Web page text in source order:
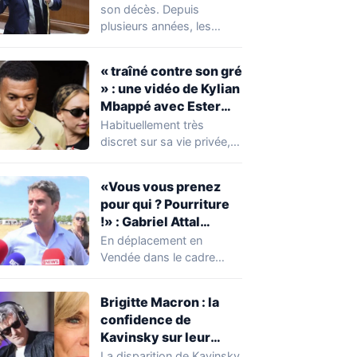
réserver une
mauvaise surprise à
son décès. Depuis
plusieurs années, les
concernant le seuil…
« traîné contre son gré
» : une vidéo de Kylian
Mbappé avec Ester
Expósito en Italie agite
la toile
Habituellement très
discret sur sa vie privée,
«Vous vous prenez
pour qui ? Pourriture
!» : Gabriel Attal
chahuté sur un
campement illégal
En déplacement en
Vendée dans le cadre
occupations…
Brigitte Macron : la
confidence de
Kavinsky sur leur